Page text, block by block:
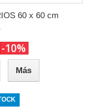
60 x 60 cm
-10%
Más